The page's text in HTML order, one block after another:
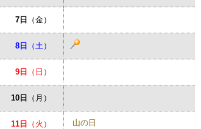
7日 （金）
8日 （土）
9日 （日）
10日 （月）
11日 （火） 山の日